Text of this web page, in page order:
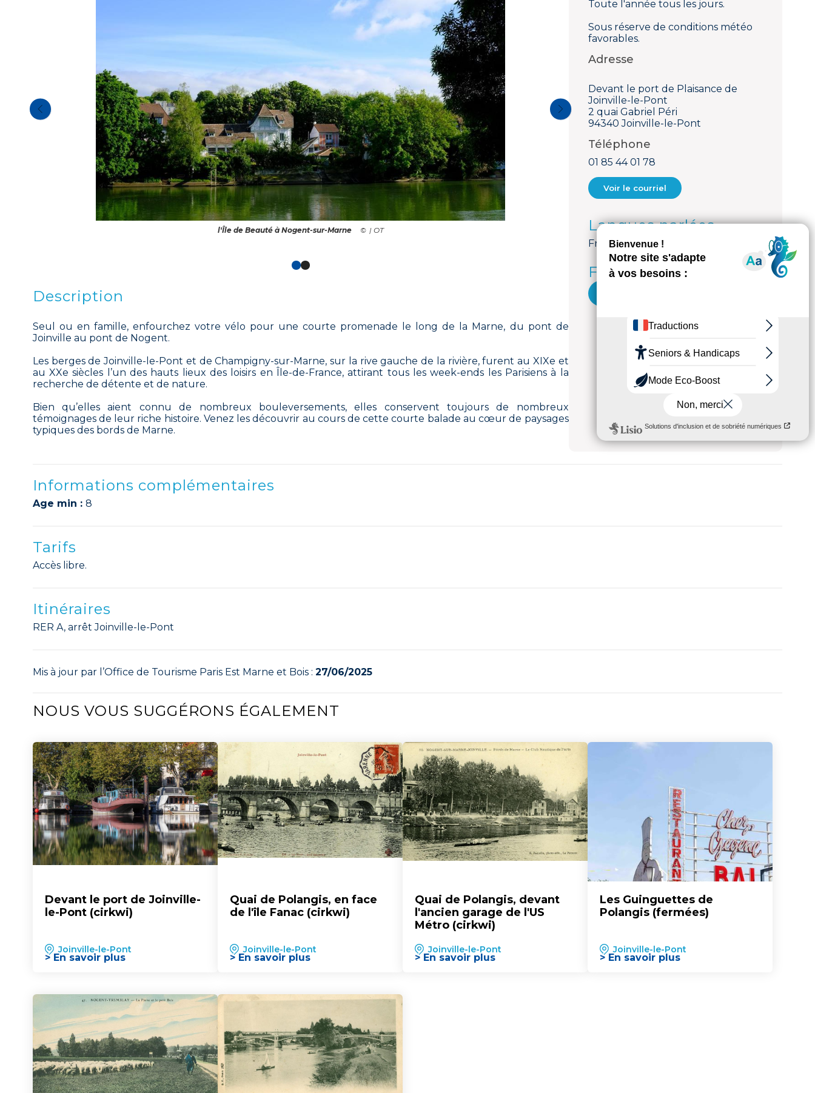
l'Île de Beauté à Nogent-sur-Marne | OT
Description
Seul ou en famille, enfourchez votre vélo pour une courte promenade le long de la Marne, du pont de
Joinville au pont de Nogent.
Les berges de Joinville-le-Pont et de Champigny-sur-Marne, sur la rive gauche de la rivière, furent au XIXe et
au XXe siècles l’un des hauts lieux des loisirs en Île-de-France, attirant tous les week-ends les Parisiens à la
recherche de détente et de nature.
Bien qu’elles aient connu de nombreux bouleversements, elles conservent toujours de nombreux
témoignages de leur riche histoire. Venez les découvrir au cours de cette courte balade au cœur de paysages
typiques des bords de Marne.
Toute l'année tous les jours.
Sous réserve de conditions météo
favorables.
Adresse
Devant le port de Plaisance de
Joinville-le-Pont
2 quai Gabriel Péri
94340 Joinville-le-Pont
Téléphone
01 85 44 01 78
Voir le courriel
Langues parlées
Français
Fichiers multimédias
Informations complémentaires
Age min : 8
Tarifs
Accès libre.
Itinéraires
RER A, arrêt Joinville-le-Pont
Mis à jour par l’Office de Tourisme Paris Est Marne et Bois : 27/06/2025
NOUS VOUS SUGGÉRONS ÉGALEMENT
Devant le port de Joinville-
le-Pont (cirkwi)
Joinville-le-Pont
> En savoir plus
Quai de Polangis, en face
de l'île Fanac (cirkwi)
Joinville-le-Pont
> En savoir plus
Quai de Polangis, devant
l'ancien garage de l'US
Métro (cirkwi)
Joinville-le-Pont
> En savoir plus
Les Guinguettes de
Polangis (fermées)
Joinville-le-Pont
> En savoir plus